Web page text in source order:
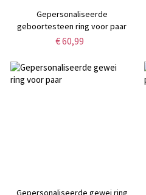
Gepersonaliseerde
geboortesteen ring voor paar
€ 60,99
Gepersonaliseerde gewei ring